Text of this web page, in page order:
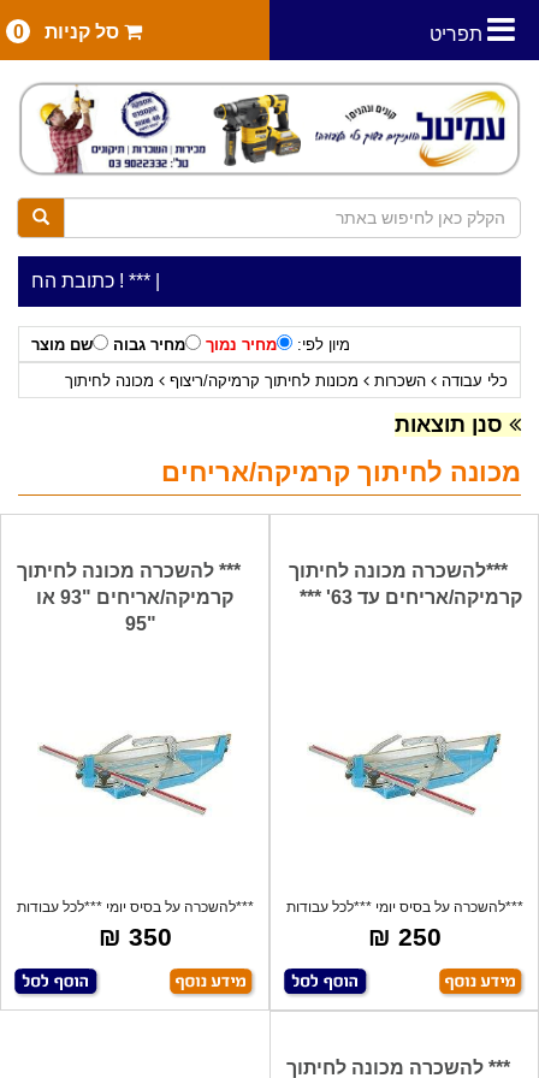
תפריט סל קניות 0
***כתובת החנות: רח' המלאכה 2, ביתן 8 ***כלי עבודה להשכרה בתעריף יומי משתלם ! ***
מיון לפי: מחיר נמוך מחיר גבוה
שם מוצר
כלי עבודה
השכרות מכונות לחיתוך קרמיקה/ריצוף
מכונה לחיתוך
קרמיקה/אריחים
סנן תוצאות
מכונה לחיתוך קרמיקה/אריחים
***להשכרה מכונה לחיתוך
קרמיקה/אריחים עד 63' ***
***להשכרה על בסיס יומי ***לכל עבודות
חית
250 ₪
*** להשכרה מכונה לחיתוך
קרמיקה/אריחים "93 או
"95
***להשכרה על בסיס יומי ***לכל עבודות
חית
350 ₪
*** להשכרה מכונה לחיתוך